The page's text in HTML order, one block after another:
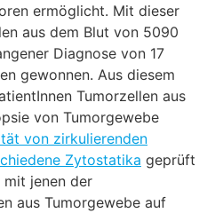
ermöglicht. Mit dieser
aus dem Blut von 5090
Diagnose von 17
gewonnen. Aus diesem
Tumorzellen aus
von Tumorgewebe
von zirkulierenden
Zytostatika geprüft
mit jenen der
aus Tumorgewebe auf